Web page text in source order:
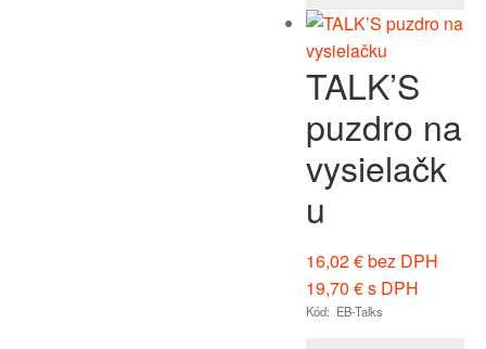
TALK’S
puzdro na
vysielačk
u
16,02€bez DPH
19,70 €s DPH
Kód: EB-Talks